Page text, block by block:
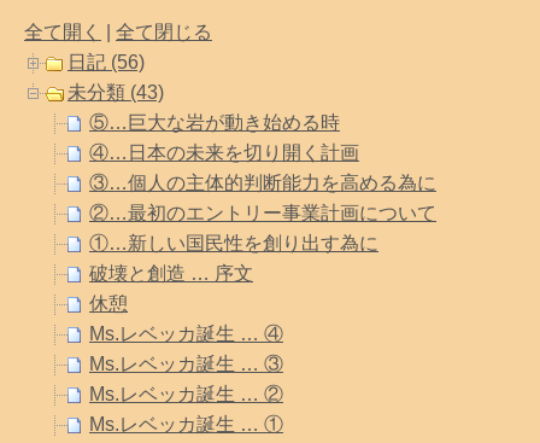
全て開く
全て閉じる
日記 (56)
未分類 (43)
⑤…巨大な岩が動き始める時
④…日本の未来を切り開く計画
③…個人の主体的判断能力を高める為に
②…最初のエントリー事業計画について
①…新しい国民性を創り出す為に
破壊と創造 … 序文
休憩
Ms.レベッカ誕生 … ④
Ms.レベッカ誕生 … ③
Ms.レベッカ誕生 … ②
Ms.レベッカ誕生 … ①